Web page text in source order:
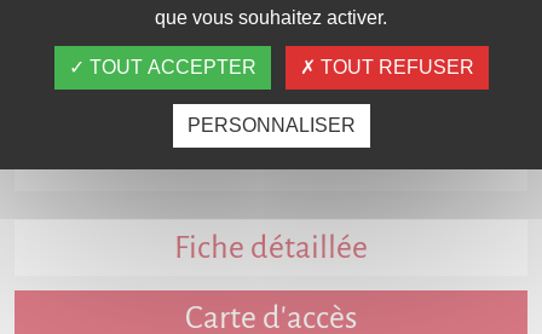
Fiche détaillée
Carte d'accès
que vous souhaitez activer.
TOUT ACCEPTER TOUT REFUSER
PERSONNALISER